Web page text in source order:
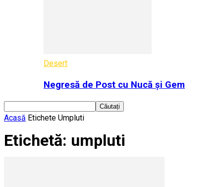
Desert
Negresă de Post cu Nucă și Gem
Acasă Etichete Umpluti
Etichetă: umpluti